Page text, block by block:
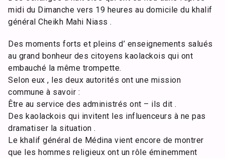
midi du Dimanche vers 19 heures au domicile du khalif
général Cheikh Mahi Niass .
Des moments forts et pleins d’ enseignements salués
au grand bonheur des citoyens kaolackois qui ont
embauché la même trompette.
Selon eux , les deux autorités ont une mission
commune à savoir :
Être au service des administrés ont – ils dit .
Des kaolackois qui invitent les influenceurs à ne pas
dramatiser la situation .
Le khalif général de Médina vient encore de montrer
que les hommes religieux ont un rôle éminemment